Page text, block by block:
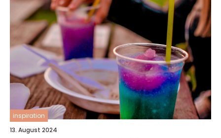
inspiration
13. August 2024